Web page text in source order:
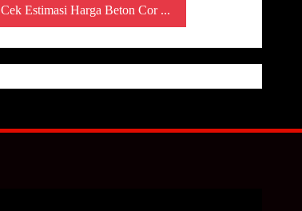
Cek Estimasi Harga Beton Cor ...